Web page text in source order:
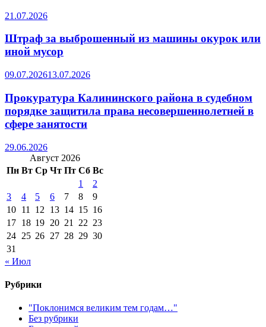
21.07.2026
Штраф за выброшенный из машины окурок или
иной мусор
09.07.202613.07.2026
Прокуратура Калининского района в судебном
порядке защитила права несовершеннолетней в
сфере занятости
29.06.2026
Август 2026
Пн Вт Ср Чт Пт Сб Вс
1
2
3
4 5 6 7 8
9
10 11 12 13 14 15 16
17 18 19 20 21 22 23
24 25 26 27 28 29 30
31
« Июл
Рубрики
"Поклонимся великим тем годам…"
Без рубрики